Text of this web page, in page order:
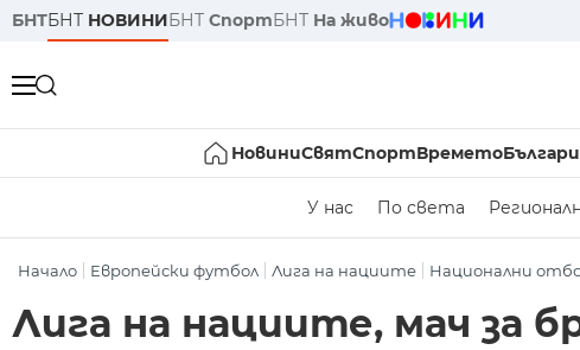
БНТБНТ НОВИНИБНТ СпортБНТ На живо
НовиниСвятСпортВремето
У нас По света
Начало Европейски футбол Лига на нациите Национални
Лига на нациите, мач за